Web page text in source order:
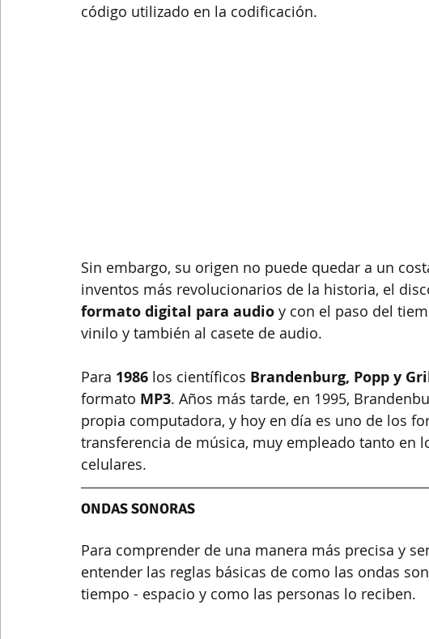
código utilizado en la codificación.
Sin embargo, su origen no puede quedar a un
inventos más revolucionarios de la historia, el
formato digital para audio y con el paso del
vinilo y también al casete de audio.
Para 1986 los científicos Brandenburg, Popp y
formato MP3. Años más tarde, en 1995,
propia computadora, y hoy en día es uno de los
transferencia de música,​ muy empleado tanto en
celulares.
ONDAS SONORAS
Para comprender de una manera más precisa y
entender las reglas básicas de como las ondas
tiempo - espacio y como las personas lo reciben.